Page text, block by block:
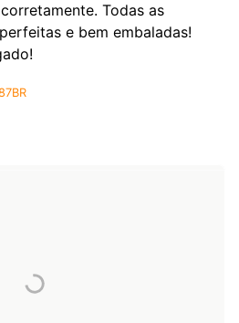
Todas as
e bem embaladas!